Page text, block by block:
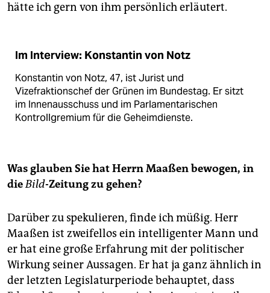
hätte ich gern von ihm persönlich erläutert.
Im Interview: Konstantin von Notz
Konstantin von Notz, 47, ist Jurist und
Vizefraktionschef der Grünen im Bundestag. Er sitzt
im Innenausschuss und im Parlamentarischen
Kontrollgremium für die Geheimdienste.
Was glauben Sie hat Herrn Maaßen bewogen, in
dieBild-Zeitung zu gehen?
Darüber zu spekulieren, finde ich müßig. Herr
Maaßen ist zweifellos ein intelligenter Mann und
er hat eine große Erfahrung mit der politischer
Wirkung seiner Aussagen. Er hat ja ganz ähnlich in
der letzten Legislaturperiode behauptet, dass